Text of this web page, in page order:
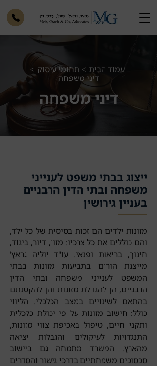
עמוד הבית > תחומי עיסוק >
דיני משפחה
דיני משפחה
ייצוג בבתי משפט לענייני
משפחה ובתי הדין הרבניים
בעניין גירושין
מזונות ילדים הם זכות בסיסית של כל ילד,
והם כוללים את כל צרכיו: מזון, דיור, ביגוד,
חינוך, בריאות ופנאי. עו"ד יוליה גראץ'
מייצגת הורים בתביעות מזונות בבתי
המשפט לענייני משפחה ובתי הדין
הרבניים, הן להגדלת מזונות והן להקטנתם
בהתאם לשינויים במצב הכלכלי. הליווי
כולל: חישוב מזונות על פי יכולת כלכלית
ותקני חיים, טיפול באכיפת צווי מזונות,
התנגדויות לעיקולים והגבלות יציאה
מהארץ. המשרד מתמחה גם ביישוב
סכסוכים משפחתיים בדרכי גישור והסדרים